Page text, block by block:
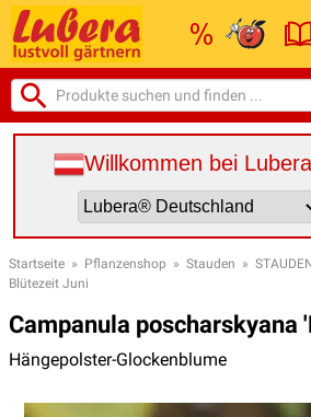
Willkommen bei
Startseite » Pflanzenshop » Stauden »
Blütezeit Juni
Campanula poscharskyana
Hängepolster-Glockenblume